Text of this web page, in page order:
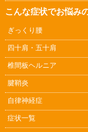
こんな症状でお悩み
ぎっくり腰
四十肩・五十肩
椎間板ヘルニア
腱鞘炎
自律神経症
症状一覧